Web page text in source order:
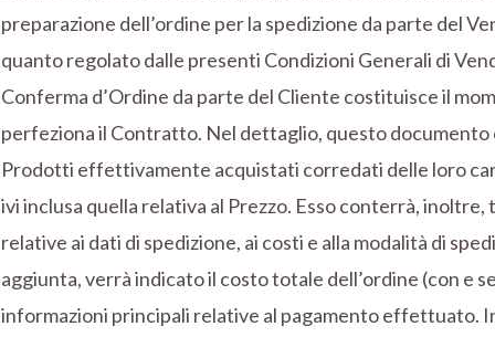
preparazione dell’ordine per la spedizione da parte del
quanto regolato dalle presenti Condizioni Generali di
Conferma d’Ordine da parte del Cliente costituisce il
perfeziona il Contratto. Nel dettaglio, questo documento
Prodotti effettivamente acquistati corredati delle loro
ivi inclusa quella relativa al Prezzo. Esso conterrà,
relative ai dati di spedizione, ai costi e alla modalità di
aggiunta, verrà indicato il costo totale dell’ordine (con e
informazioni principali relative al pagamento effettuato.